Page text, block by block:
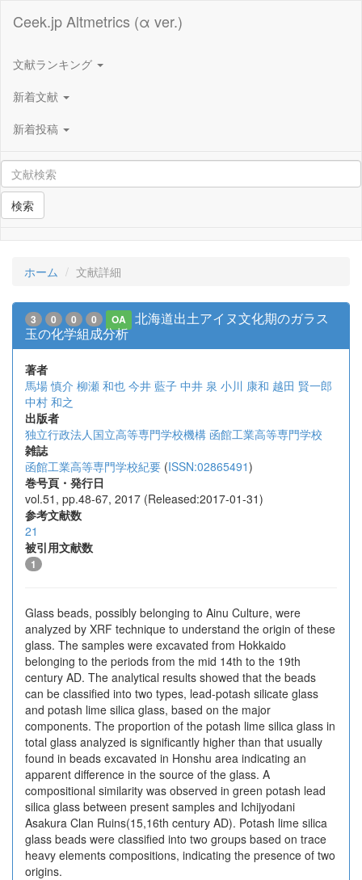
Ceek.jp Altmetrics (α ver.)
文献ランキング
新着文献
新着投稿
検索
ホーム 文献詳細
3 0 0 0 OA
北海道出土アイヌ文化期のガラス
玉の化学組成分析
著者
馬場 慎介 柳瀬 和也 今井 藍子 中井 泉 小川 康和 越田 賢一郎
中村 和之
出版者
独立行政法人国立高等専門学校機構 函館工業高等専門学校
雑誌
函館工業高等専門学校紀要 (ISSN:02865491)
巻号頁・発行日
vol.51, pp.48-67, 2017 (Released:2017-01-31)
参考文献数
21
被引用文献数
1
Glass beads, possibly belonging to Ainu Culture, were
analyzed by XRF technique to understand the origin of these
glass. The samples were excavated from Hokkaido
belonging to the periods from the mid 14th to the 19th
century AD. The analytical results showed that the beads
can be classified into two types, lead-potash silicate glass
and potash lime silica glass, based on the major
components. The proportion of the potash lime silica glass in
total glass analyzed is significantly higher than that usually
found in beads excavated in Honshu area indicating an
apparent difference in the source of the glass. A
compositional similarity was observed in green potash lead
silica glass between present samples and Ichijyodani
Asakura Clan Ruins(15,16th century AD). Potash lime silica
glass beads were classified into two groups based on trace
heavy elements compositions, indicating the presence of two
origins.